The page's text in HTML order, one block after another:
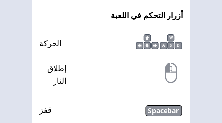
أزرار التحكم في اللعبة
W
A
S D الحركة
إطلاق
النار
Spacebar قفز